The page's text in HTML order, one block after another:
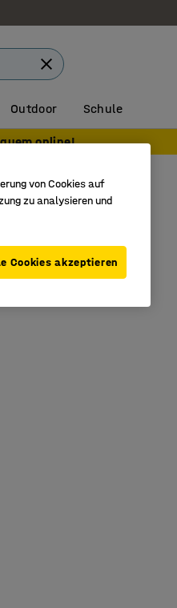
Outdoor Schule
online!
von Cookies auf
zu analysieren und
Cookies akzeptieren